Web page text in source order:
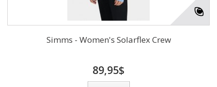
Simms - Women's Solarflex Crew
89,95$